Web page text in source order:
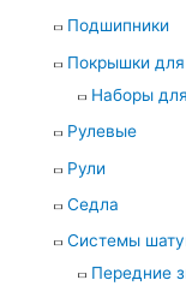
Подшипники
Покрышки
Наборы
Рулевые
Рули
Седла
Системы
Передние